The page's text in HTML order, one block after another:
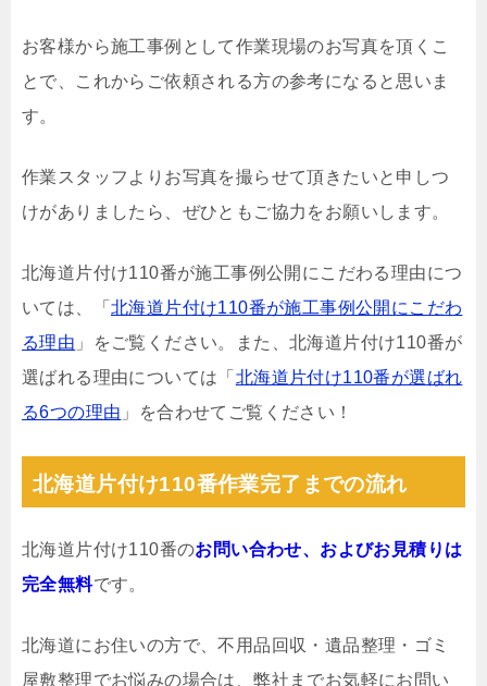
お客様から施工事例として作業現場のお写真を頂くこ
とで、これからご依頼される方の参考になると思いま
す。
作業スタッフよりお写真を撮らせて頂きたいと申しつ
けがありましたら、ぜひともご協力をお願いします。
北海道片付け110番が施工事例公開にこだわる理由につ
いては、「 北海道片付け110番が施工事例公開にこだわ
る理由 」をご覧ください。また、北海道片付け110番が
選ばれる理由については「 北海道片付け110番が選ばれ
る6つの理由 」を合わせてご覧ください！
北海道片付け110番作業完了までの流れ
北海道片付け110番のお問い合わせ、およびお見積りは
完全無料です。
北海道にお住いの方で、不用品回収・遺品整理・ゴミ
屋敷整理でお悩みの場合は、弊社までお気軽にお問い